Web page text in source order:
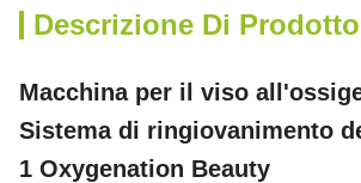
Descrizione Di Prodotto
Macchina per il viso
Sistema di ringiovanimento
1 Oxygenation Beauty